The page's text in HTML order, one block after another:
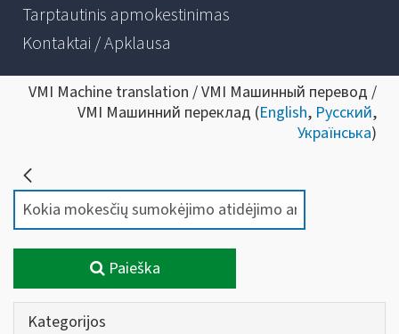
Tarptautinis apmokestinimas
Kontaktai / Apklausa
VMI Machine translation / VMI Машинный перевод /
VMI Машинний переклад (English, Русский,
Українська)
Paieška
Kategorijos